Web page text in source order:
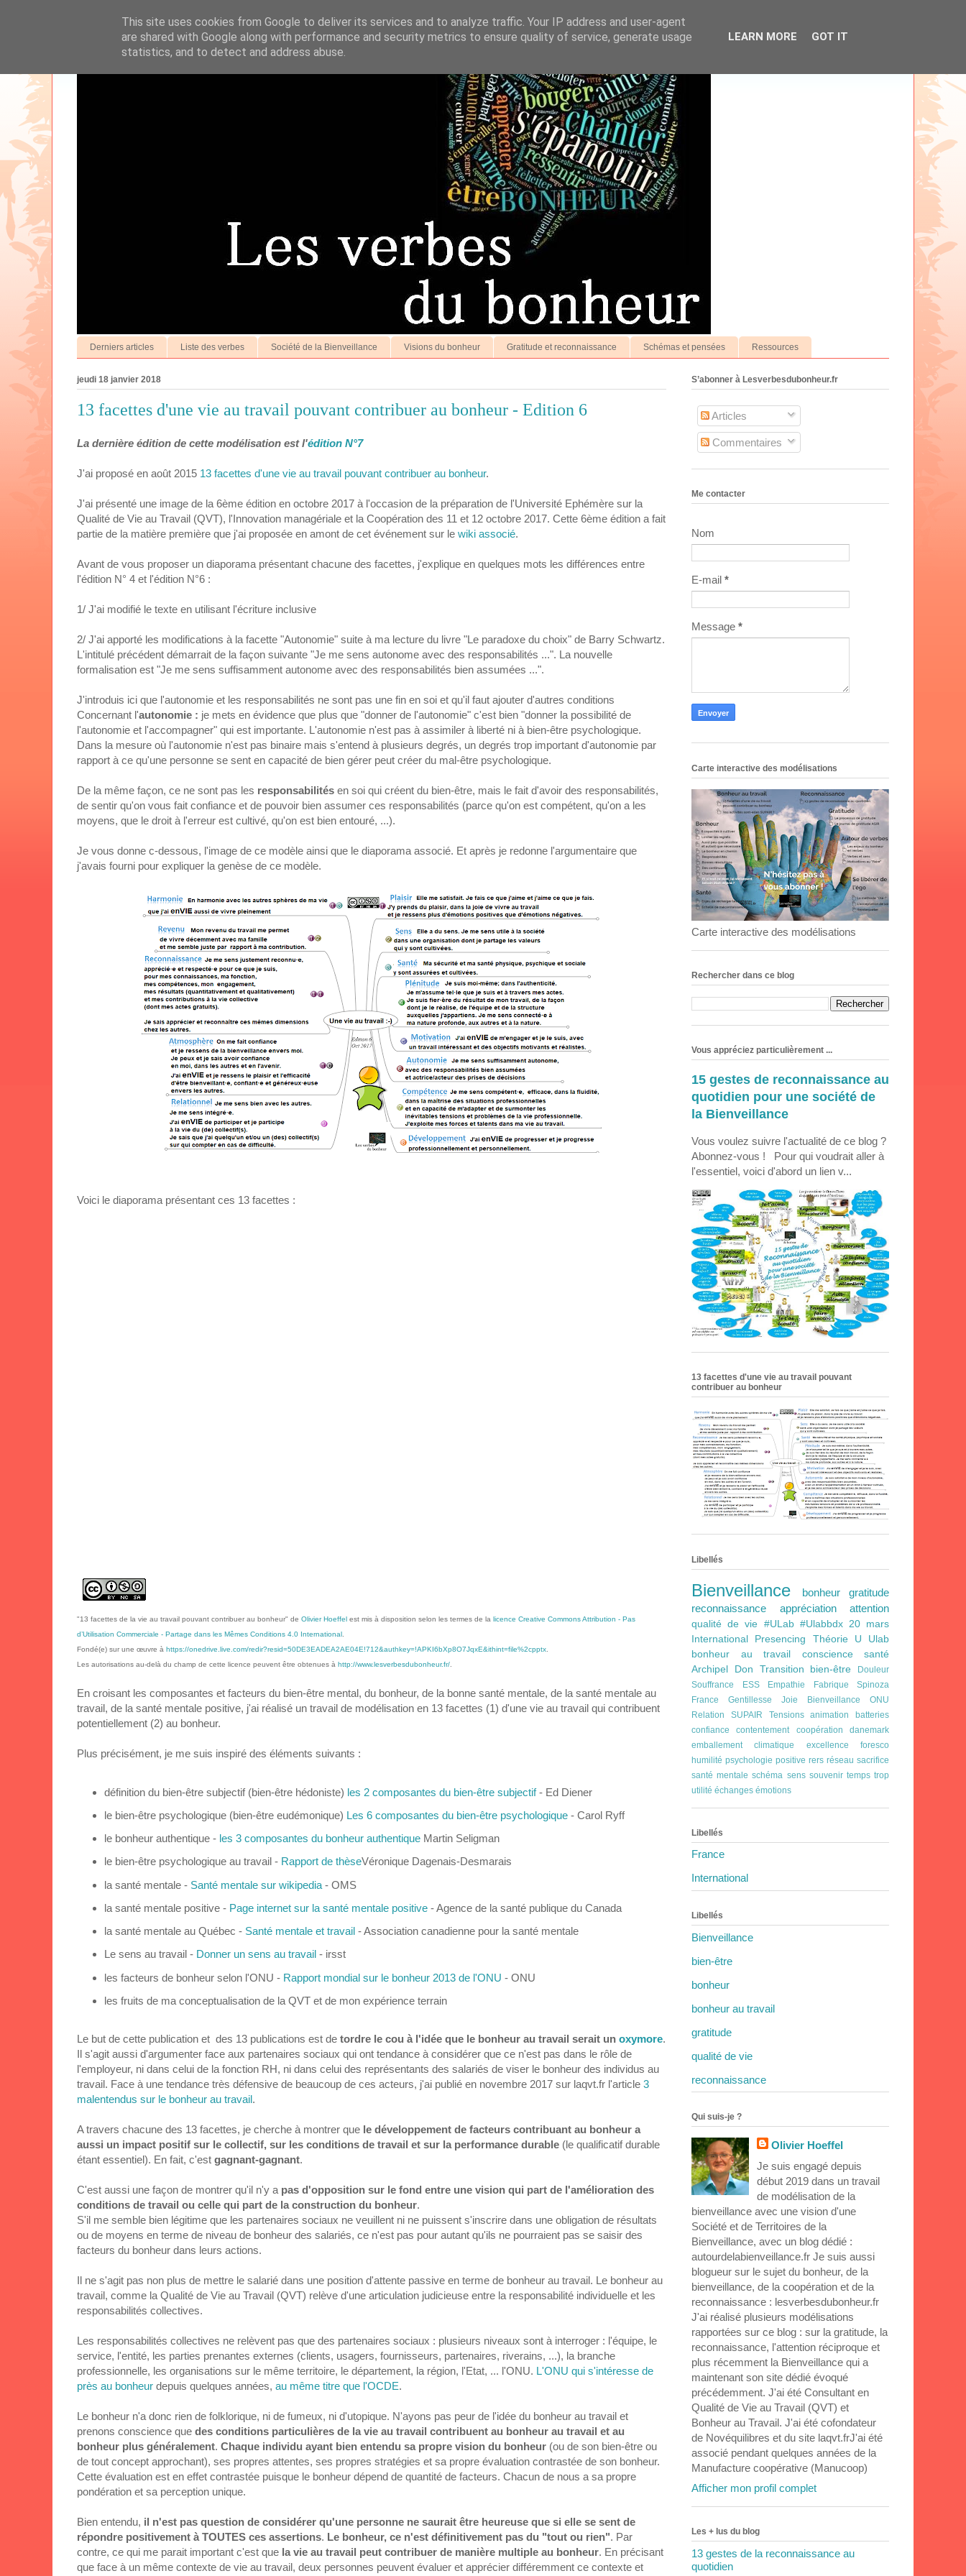
Derniers articles Liste des verbes Société de la Bienveillance Visions du bonheur Gratitude et reconnaissance Schémas et pensées Ressources
jeudi 18 janvier 2018
13 facettes d'une vie au travail pouvant contribuer au bonheur - Edition 6
La dernière édition de cette modélisation est l'édition N°7
J'ai proposé en août 2015 13 facettes d'une vie au travail pouvant contribuer au bonheur.
J'ai présenté une image de la 6ème édition en octobre 2017 à l'occasion de la préparation de l'Université Ephémère sur la
Qualité de Vie au Travail (QVT), l'Innovation managériale et la Coopération des 11 et 12 octobre 2017. Cette 6ème édition a fait
partie de la matière première que j'ai proposée en amont de cet événement sur le wiki associé.
Avant de vous proposer un diaporama présentant chacune des facettes, j'explique en quelques mots les différences entre
l'édition N° 4 et l'édition N°6 :
1/ J'ai modifié le texte en utilisant l'écriture inclusive
2/ J'ai apporté les modifications à la facette "Autonomie" suite à ma lecture du livre "Le paradoxe du choix" de Barry Schwartz.
L'intitulé précédent démarrait de la façon suivante "Je me sens autonome avec des responsabilités ...". La nouvelle
formalisation est "Je me sens suffisamment autonome avec des responsabilités bien assumées ...".
J'introduis ici que l'autonomie et les responsabilités ne sont pas une fin en soi et qu'il faut ajouter d'autres conditions
Concernant l'autonomie : je mets en évidence que plus que "donner de l'autonomie" c'est bien "donner la possibilité de
l'autonomie et l'accompagner" qui est importante. L'autonomie n'est pas à assimiler à liberté ni à bien-être psychologique.
Dans la mesure où l'autonomie n'est pas binaire mais s'entend à plusieurs degrés, un degrés trop important d'autonomie par
rapport à ce qu'une personne se sent en capacité de bien gérer peut créer du mal-être psychologique.
De la même façon, ce ne sont pas les responsabilités en soi qui créent du bien-être, mais le fait d'avoir des responsabilités,
de sentir qu'on vous fait confiance et de pouvoir bien assumer ces responsabilités (parce qu'on est compétent, qu'on a les
moyens, que le droit à l'erreur est cultivé, qu'on est bien entouré, ...).
Je vous donne c-dessous, l'image de ce modèle ainsi que le diaporama associé. Et après je redonne l'argumentaire que
j'avais fourni pour expliquer la genèse de ce modèle.
Voici le diaporama présentant ces 13 facettes :
"13 facettes de la vie au travail pouvant contribuer au bonheur" de Olivier Hoeffel est mis à disposition selon les termes de la licence Creative Commons Attribution - Pas
d’Utilisation Commerciale - Partage dans les Mêmes Conditions 4.0 International.
Fondé(e) sur une œuvre à https://onedrive.live.com/redir?resid=50DE3EADEA2AE04E!712&authkey=!APKI6bXp8O7JqxE&ithint=file%2cpptx.
Les autorisations au-delà du champ de cette licence peuvent être obtenues à http://www.lesverbesdubonheur.fr/.
En croisant les composantes et facteurs du bien-être mental, du bonheur, de la bonne santé mentale, de la santé mentale au
travail, de la santé mentale positive, j'ai réalisé un travail de modélisation en 13 facettes (1) d'une vie au travail qui contribuent
potentiellement (2) au bonheur.
Plus précisément, je me suis inspiré des éléments suivants :
définition du bien-être subjectif (bien-être hédoniste) les 2 composantes du bien-être subjectif- Ed Diener
le bien-être psychologique (bien-être eudémonique) Les 6 composantes du bien-être psychologique- Carol Ryff
le bonheur authentique - les 3 composantes du bonheur authentiqueMartin Seligman
le bien-être psychologique au travail - Rapport de thèseVéronique Dagenais-Desmarais
la santé mentale - Santé mentale sur wikipedia- OMS
la santé mentale positive - Page internet sur la santé mentale positive- Agence de la santé publique du Canada
la santé mentale au Québec - Santé mentale et travail- Association canadienne pour la santé mentale
Le sens au travail - Donner un sens au travail- irsst
les facteurs de bonheur selon l'ONU - Rapport mondial sur le bonheur 2013 de l'ONU - ONU
les fruits de ma conceptualisation de la QVT et de mon expérience terrain
Le but de cette publication et des 13 publications est de tordre le cou à l'idée que le bonheur au travail serait un oxymore.
Il s'agit aussi d'argumenter face aux partenaires sociaux qui ont tendance à considérer que ce n'est pas dans le rôle de
l'employeur, ni dans celui de la fonction RH, ni dans celui des représentants des salariés de viser le bonheur des individus au
travail. Face à une tendance très défensive de beaucoup de ces acteurs, j'ai publié en novembre 2017 sur laqvt.fr l'article 3
malentendus sur le bonheur au travail.
A travers chacune des 13 facettes, je cherche à montrer que le développement de facteurs contribuant au bonheur a
aussi un impact positif sur le collectif, sur les conditions de travail et sur la performance durable (le qualificatif durable
étant essentiel). En fait, c'est gagnant-gagnant.
C'est aussi une façon de montrer qu'il n'y a pas d'opposition sur le fond entre une vision qui part de l'amélioration des
conditions de travail ou celle qui part de la construction du bonheur.
S'il me semble bien légitime que les partenaires sociaux ne veuillent ni ne puissent s'inscrire dans une obligation de résultats
ou de moyens en terme de niveau de bonheur des salariés, ce n'est pas pour autant qu'ils ne pourraient pas se saisir des
facteurs du bonheur dans leurs actions.
Il ne s'agit pas non plus de mettre le salarié dans une position d'attente passive en terme de bonheur au travail. Le bonheur au
travail, comme la Qualité de Vie au Travail (QVT) relève d'une articulation judicieuse entre la responsabilité individuelle et les
responsabilités collectives.
Les responsabilités collectives ne relèvent pas que des partenaires sociaux : plusieurs niveaux sont à interroger : l'équipe, le
service, l'entité, les parties prenantes externes (clients, usagers, fournisseurs, partenaires, riverains, ...), la branche
professionnelle, les organisations sur le même territoire, le département, la région, l'Etat, ... l'ONU. L'ONU qui s'intéresse de
près au bonheur depuis quelques années, au même titre que l'OCDE.
Le bonheur n'a donc rien de folklorique, ni de fumeux, ni d'utopique. N'ayons pas peur de l'idée du bonheur au travail et
prenons conscience que des conditions particulières de la vie au travail contribuent au bonheur au travail et au
bonheur plus généralement. Chaque individu ayant bien entendu sa propre vision du bonheur (ou de son bien-être ou
de tout concept approchant), ses propres attentes, ses propres stratégies et sa propre évaluation contrastée de son bonheur.
Cette évaluation est en effet contrastée puisque le bonheur dépend de quantité de facteurs. Chacun de nous a sa propre
pondération et sa perception unique.
Bien entendu, il n'est pas question de considérer qu'une personne ne saurait être heureuse que si elle se sent de
répondre positivement à TOUTES ces assertions. Le bonheur, ce n'est définitivement pas du "tout ou rien". Par
contre, ce qui me parait important c'est que la vie au travail peut contribuer de manière multiple au bonheur. En précisant
que face à un même contexte de vie au travail, deux personnes peuvent évaluer et apprécier différemment ce contexte et
S’abonner à Lesverbesdubonheur.fr
Articles
Commentaires
Me contacter
Nom
E-mail *
Message *
Carte interactive des modélisations
Carte interactive des modélisations
Rechercher dans ce blog
Vous appréciez particulièrement ...
15 gestes de reconnaissance au
quotidien pour une société de
la Bienveillance
Vous voulez suivre l'actualité de ce blog ?
Abonnez-vous ! Pour qui voudrait aller à
l'essentiel, voici d'abord un lien v...
13 facettes d'une vie au travail pouvant
contribuer au bonheur
Libellés
Bienveillance bonheur
gratitude
reconnaissance
appréciation attention
qualité de vie #ULab #Ulabbdx
20 mars
International
Presencing Théorie U
Ulab
bonheur au travail
conscience
santé
Archipel
Don Transition bien-être
Douleur
Souffrance
ESS Empathie
Fabrique Spinoza
France
Gentillesse Joie Bienveillance
ONU
Relation
SUPAIR Tensions animation
batteries
confiance
contentement coopération
danemark
emballement climatique
excellence
foresco
humilité psychologie positive rers réseau sacrifice
santé mentale schéma sens souvenir temps trop
utilité échanges émotions
Libellés
France
International
Libellés
Bienveillance
bien-être
bonheur
bonheur au travail
gratitude
qualité de vie
reconnaissance
Qui suis-je ?
Olivier Hoeffel
Je suis engagé depuis
début 2019 dans un travail
de modélisation de la
bienveillance avec une vision d'une
Société et de Territoires de la
Bienveillance, avec un blog dédié :
autourdelabienveillance.fr Je suis aussi
blogueur sur le sujet du bonheur, de la
bienveillance, de la coopération et de la
reconnaissance : lesverbesdubonheur.fr
J'ai réalisé plusieurs modélisations
rapportées sur ce blog : sur la gratitude, la
reconnaissance, l'attention réciproque et
plus récemment la Bienveillance qui a
maintenant son site dédié évoqué
précédemment. J'ai été Consultant en
Qualité de Vie au Travail (QVT) et
Bonheur au Travail. J'ai été cofondateur
de Novéquilibres et du site laqvt.frJ'ai été
associé pendant quelques années de la
Manufacture coopérative (Manucoop)
Afficher mon profil complet
Les + lus du blog
13 gestes de la reconnaissance au
quotidien
This site uses cookies from Google to deliver its services and to analyze traffic. Your IP address and user-agent
are shared with Google along with performance and security metrics to ensure quality of service, generate usage
statistics, and to detect and address abuse.
LEARN MORE GOT IT